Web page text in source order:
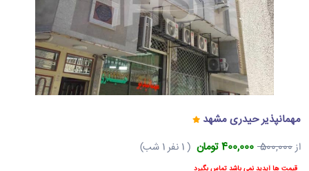
مهمانپذیر حیدری مشهد
از500,000 400,000 تومان ( 1 نفر 1 شب)